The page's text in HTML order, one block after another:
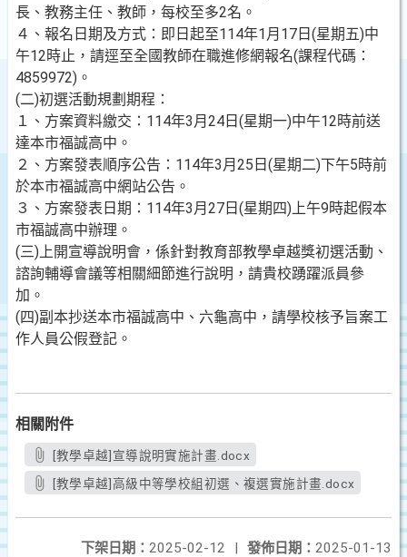
長、教務主任、教師，每校至多2名。
４、報名日期及方式：即日起至114年1月17日(星期五)中
午12時止，請逕至全國教師在職進修網報名(課程代碼：
4859972)。
(二)初選活動規劃期程：
１、方案資料繳交：114年3月24日(星期一)中午12時前送
達本市福誠高中。
２、方案發表順序公告：114年3月25日(星期二)下午5時前
於本市福誠高中網站公告。
３、方案發表日期：114年3月27日(星期四)上午9時起假本
市福誠高中辦理。
(三)上開宣導說明會，係針對教育部教學卓越獎初選活動、
諮詢輔導會議等相關細節進行說明，請貴校踴躍派員參
加。
(四)副本抄送本市福誠高中、六龜高中，請學校核予旨案工
作人員公假登記。
相關附件
[教學卓越]宣導說明實施計畫.docx
[教學卓越]高級中等學校組初選、複選實施計畫.docx
發佈日期： 2025-01-13
下架日期： 2025-02-12
|